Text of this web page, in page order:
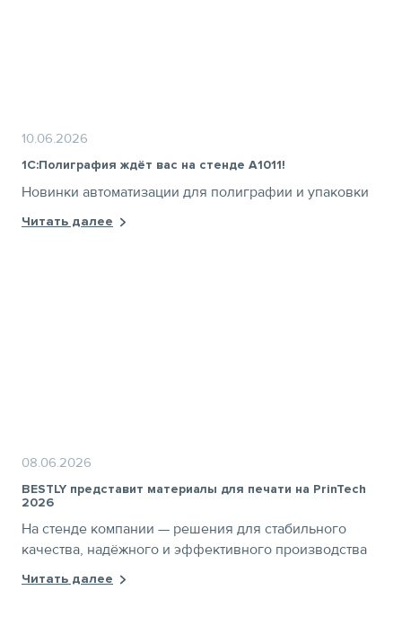
10.06.2026
1С:Полиграфия ждёт вас на стенде А1011!
Новинки автоматизации для полиграфии и упаковки
Читать далее
08.06.2026
BESTLY представит материалы для печати на PrinTech
2026
На стенде компании — решения для стабильного
качества, надёжного и эффективного производства
Читать далее